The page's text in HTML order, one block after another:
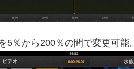
％から200％の間で変更可能。